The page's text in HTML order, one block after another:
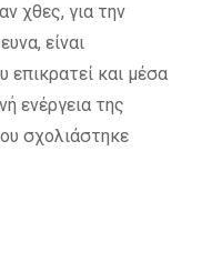
χθες, για την
είναι
επικρατεί και μέσα
ενέργεια της
σχολιάστηκε